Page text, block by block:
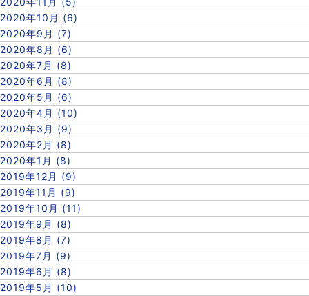
2020年10月 (6)
2020年9月 (7)
2020年8月 (6)
2020年7月 (8)
2020年6月 (8)
2020年5月 (6)
2020年4月 (10)
2020年3月 (9)
2020年2月 (8)
2020年1月 (8)
2019年12月 (9)
2019年11月 (9)
2019年10月 (11)
2019年9月 (8)
2019年8月 (7)
2019年7月 (9)
2019年6月 (8)
2019年5月 (10)